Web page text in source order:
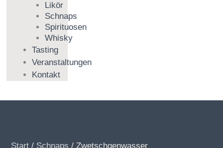
Likör
Schnaps
Spirituosen
Whisky
Tasting
Veranstaltungen
Kontakt
Start / Schnaps / Zwetschgenwasser